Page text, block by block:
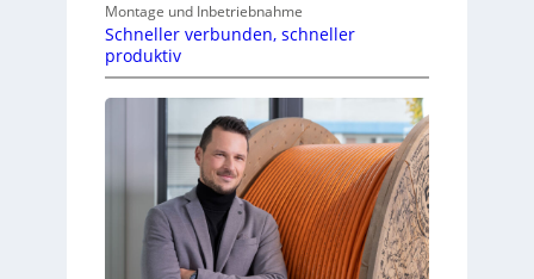
Montage und Inbetriebnahme
Schneller verbunden, schneller
produktiv